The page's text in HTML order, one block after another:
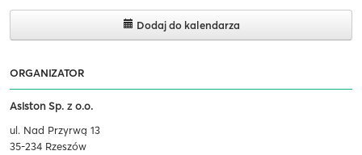
Dodaj do kalendarza
ORGANIZATOR
Asiston Sp. z o.o.
ul. Nad Przyrwą 13
35-234 Rzeszów